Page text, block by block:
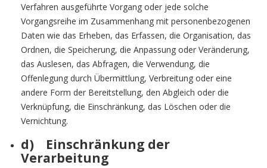
Verfahren ausgeführte Vorgang oder jede solche
Vorgangsreihe im Zusammenhang mit personenbezogenen
Daten wie das Erheben, das Erfassen, die Organisation, das
Ordnen, die Speicherung, die Anpassung oder Veränderung,
das Auslesen, das Abfragen, die Verwendung, die
Offenlegung durch Übermittlung, Verbreitung oder eine
andere Form der Bereitstellung, den Abgleich oder die
Verknüpfung, die Einschränkung, das Löschen oder die
Vernichtung.
d) Einschränkung der
Verarbeitung